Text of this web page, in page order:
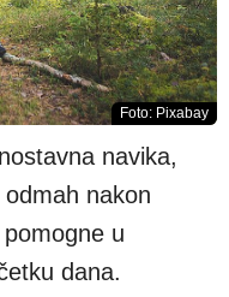
Foto: Pixabay
navika,
nakon
u
dana.